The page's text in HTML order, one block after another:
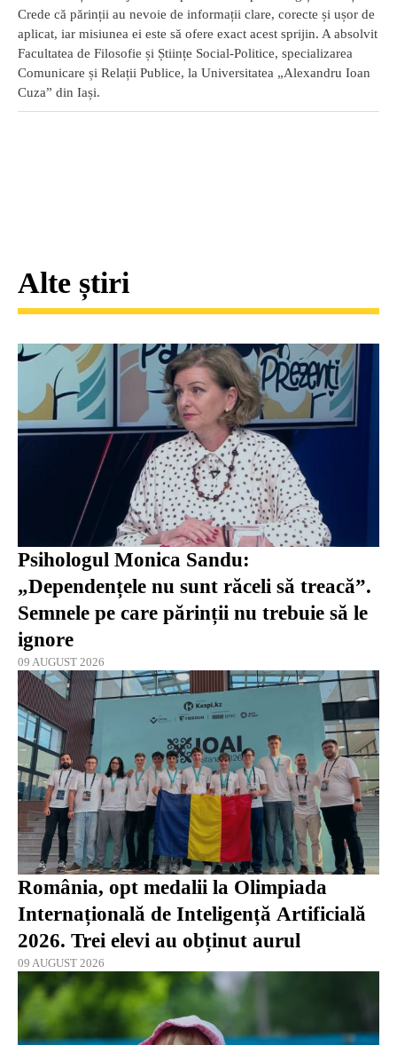
Crede că părinții au nevoie de informații clare, corecte și ușor de
aplicat, iar misiunea ei este să ofere exact acest sprijin. A absolvit
Facultatea de Filosofie și Științe Social-Politice, specializarea
Comunicare și Relații Publice, la Universitatea „Alexandru Ioan
Cuza” din Iași.
Alte știri
Psihologul Monica Sandu:
„Dependențele nu sunt răceli să treacă”.
Semnele pe care părinții nu trebuie să le
ignore
09 AUGUST 2026
România, opt medalii la Olimpiada
Internațională de Inteligență Artificială
2026. Trei elevi au obținut aurul
09 AUGUST 2026